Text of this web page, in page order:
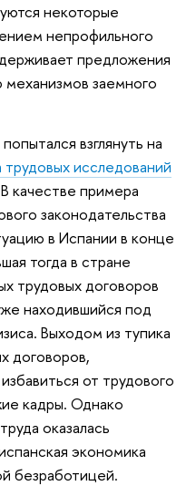
некоторые
непрофильного
предложения
заемного
взглянуть на
исследований
качестве примера
законодательства
в Испании в конце
тогда в стране
трудовых договоров
находившийся под
Выходом из тупика
договоров,
от трудового
кадры. Однако
оказалась
экономика
безработицей.